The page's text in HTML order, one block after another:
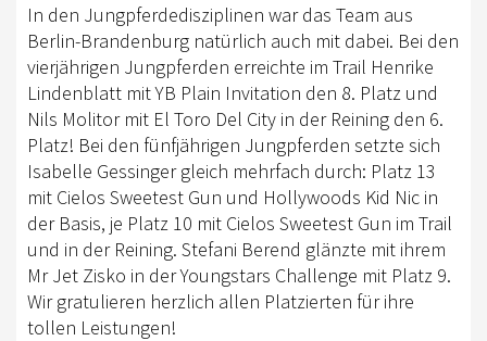
In den Jungpferdedisziplinen war das Team aus
Berlin-Brandenburg natürlich auch mit dabei. Bei den
vierjährigen Jungpferden erreichte im Trail Henrike
Lindenblatt mit YB Plain Invitation den 8. Platz und
Nils Molitor mit El Toro Del City in der Reining den 6.
Platz! Bei den fünfjährigen Jungpferden setzte sich
Isabelle Gessinger gleich mehrfach durch: Platz 13
mit Cielos Sweetest Gun und Hollywoods Kid Nic in
der Basis, je Platz 10 mit Cielos Sweetest Gun im Trail
und in der Reining. Stefani Berend glänzte mit ihrem
Mr Jet Zisko in der Youngstars Challenge mit Platz 9.
Wir gratulieren herzlich allen Platzierten für ihre
tollen Leistungen!